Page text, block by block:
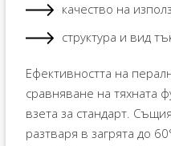
качество на
структура и вид
Ефективността на
сравняване на тяхната
взета за стандарт.
разтваря в загрята до